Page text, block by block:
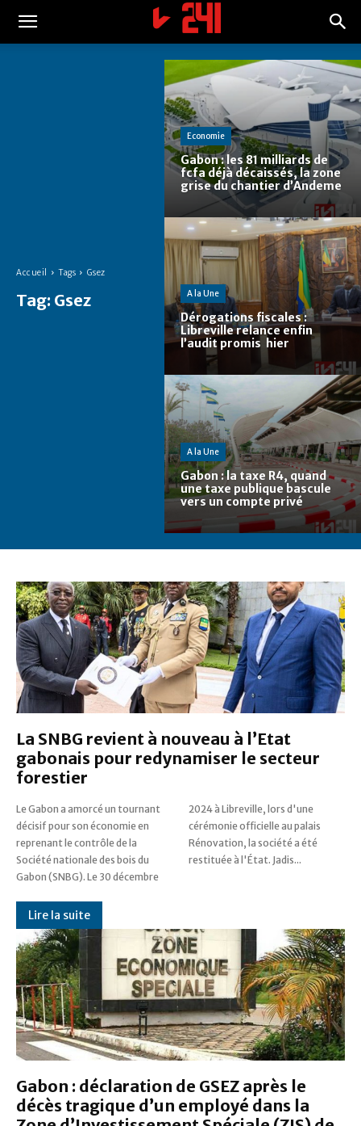
Accueil Tags Gsez
Tag: Gsez
Economie
Gabon : les 81 milliards de
fcfa déjà décaissés, la zone
grise du chantier d’Andeme
A la Une
Dérogations fiscales :
Libreville relance enfin
l’audit promis hier
A la Une
Gabon : la taxe R4, quand
une taxe publique bascule
vers un compte privé
La SNBG revient à nouveau à l’Etat
gabonais pour redynamiser le secteur
forestier
Le Gabon a amorcé un tournant
décisif pour son économie en
reprenant le contrôle de la
Société nationale des bois du
Gabon (SNBG). Le 30 décembre
2024 à Libreville, lors d'une
cérémonie officielle au palais
Rénovation, la société a été
restituée à l'État. Jadis...
Lire la suite
Gabon : déclaration de GSEZ après le
décès tragique d’un employé dans la